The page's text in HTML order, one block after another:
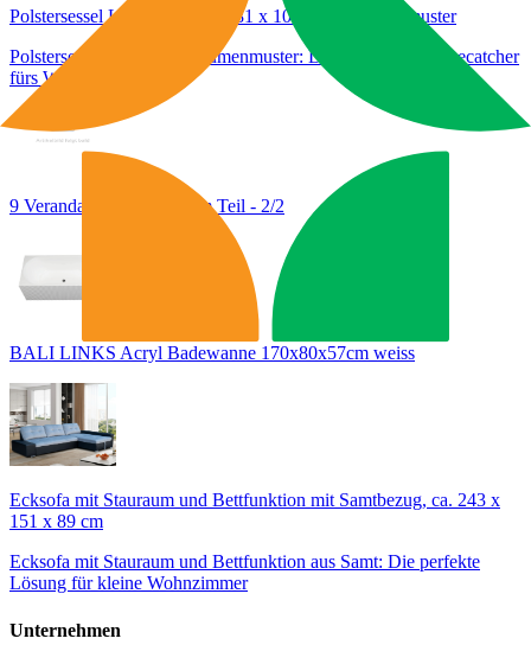
Polstersessel Loretta, ca. 86 x 81 x 105 cm – Blumenmuster
Polstersessel Loretta im Blumenmuster: Der romantische Eyecatcher
fürs Wohnzimmer
9 Veranda Extension 3x3m Teil - 2/2
BALI LINKS Acryl Badewanne 170x80x57cm weiss
Ecksofa mit Stauraum und Bettfunktion mit Samtbezug, ca. 243 x
151 x 89 cm
Ecksofa mit Stauraum und Bettfunktion aus Samt: Die perfekte
Lösung für kleine Wohnzimmer
Unternehmen